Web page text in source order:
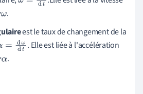
.
est le taux de changement de la
= dω dt . Elle est liée à l'accélération
.